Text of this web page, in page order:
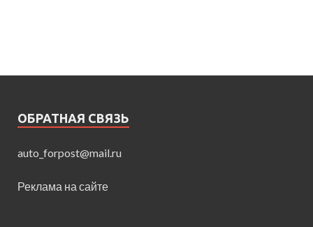
ОБРАТНАЯ СВЯЗЬ
auto_forpost@mail.ru
Реклама на сайте